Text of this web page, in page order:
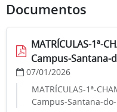
Documentos
MATRÍCULAS-1ª-
Campus-Santana-
07/01/2026
MATRÍCULAS-1ª-
Campus-Santana-